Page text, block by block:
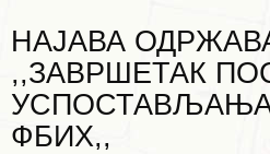
НАЈАВА
,,ЗАВРШЕТАК
УСПОСТАВЉАЊА
ФБИХ,,